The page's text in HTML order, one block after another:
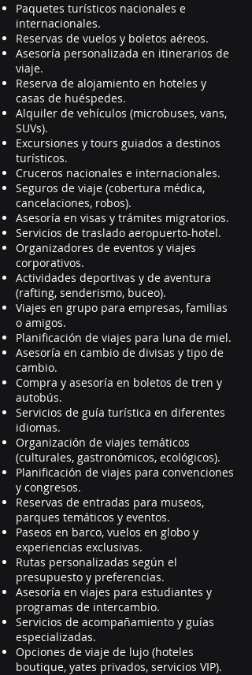
Paquetes turísticos nacionales e
internacionales.
Reservas de vuelos y boletos aéreos.
Asesoría personalizada en itinerarios de
viaje.
Reserva de alojamiento en hoteles y
casas de huéspedes.
Alquiler de vehículos (microbuses, vans,
SUVs).
Excursiones y tours guiados a destinos
turísticos.
Cruceros nacionales e internacionales.
Seguros de viaje (cobertura médica,
cancelaciones, robos).
Asesoría en visas y trámites migratorios.
Servicios de traslado aeropuerto-hotel.
Organizadores de eventos y viajes
corporativos.
Actividades deportivas y de aventura
(rafting, senderismo, buceo).
Viajes en grupo para empresas, familias
o amigos.
Planificación de viajes para luna de miel.
Asesoría en cambio de divisas y tipo de
cambio.
Compra y asesoría en boletos de tren y
autobús.
Servicios de guía turística en diferentes
idiomas.
Organización de viajes temáticos
(culturales, gastronómicos, ecológicos).
Planificación de viajes para convenciones
y congresos.
Reservas de entradas para museos,
parques temáticos y eventos.
Paseos en barco, vuelos en globo y
experiencias exclusivas.
Rutas personalizadas según el
presupuesto y preferencias.
Asesoría en viajes para estudiantes y
programas de intercambio.
Servicios de acompañamiento y guías
especializadas.
Opciones de viaje de lujo (hoteles
boutique, yates privados, servicios VIP).